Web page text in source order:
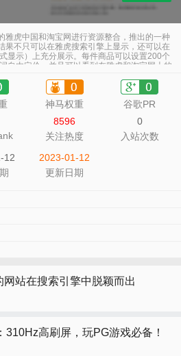
雅虎中国和淘宝网进行资源整合，推出的一种
果不只可以在雅虎搜索引擎上显示，还可以在
显示）上充分展示。每件商品可以设置200个
自由定价，并且可以看到在雅虎和淘宝网上的
神马权重 谷歌PR
8596
关注热度
0
入站次数
12
2023-01-12
更新日期
站在搜索引擎中脱颖而出
高刷屏，玩PG游戏必备！